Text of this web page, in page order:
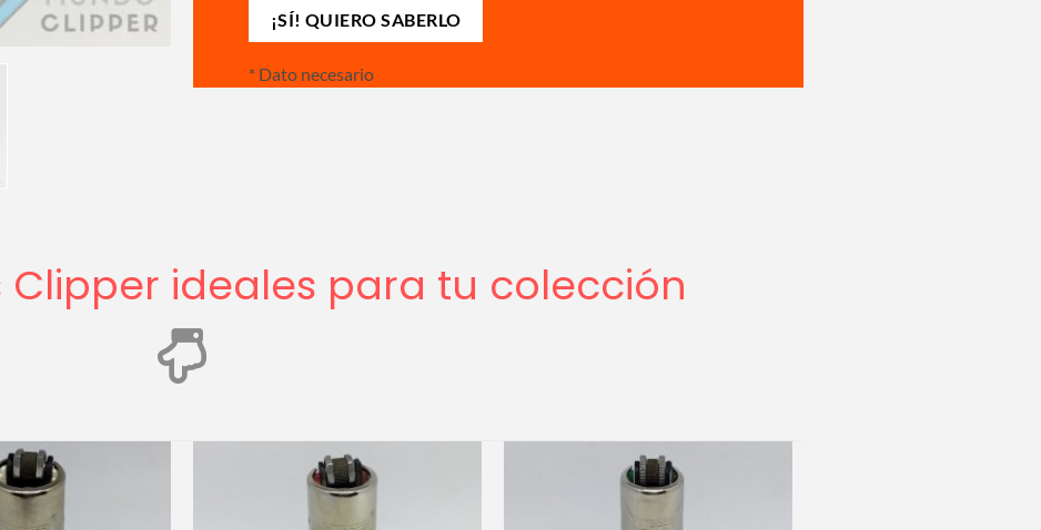
* Dato necesario
Clipper ideales para tu colección